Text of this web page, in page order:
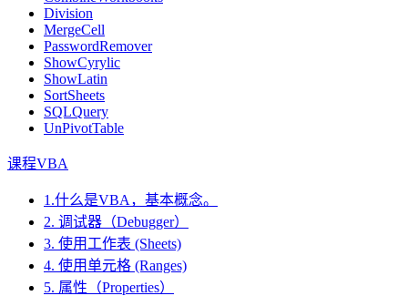
Division
MergeCell
PasswordRemover
ShowCyrylic
ShowLatin
SortSheets
SQLQuery
UnPivotTable
课程VBA
1.什么是VBA，基本概念。
2. 调试器（Debugger）
3. 使用工作表 (Sheets)
4. 使用单元格 (Ranges)
5. 属性（Properties）